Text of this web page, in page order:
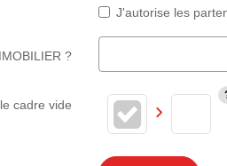
J'autorise les
?
cadre vide